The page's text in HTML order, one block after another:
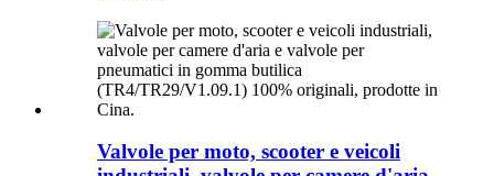
Valvole per moto, scooter e veicoli